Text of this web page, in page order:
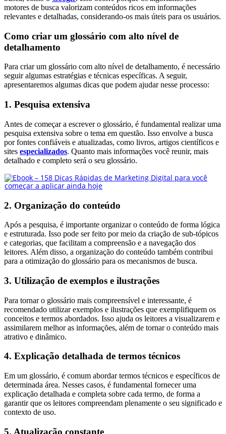
motores de busca valorizam conteúdos ricos em informações
relevantes e detalhadas, considerando-os mais úteis para os usuários.
Como criar um glossário com alto nível de
detalhamento
Para criar um glossário com alto nível de detalhamento, é necessário
seguir algumas estratégias e técnicas específicas. A seguir,
apresentaremos algumas dicas que podem ajudar nesse processo:
1. Pesquisa extensiva
Antes de começar a escrever o glossário, é fundamental realizar uma
pesquisa extensiva sobre o tema em questão. Isso envolve a busca
por fontes confiáveis e atualizadas, como livros, artigos científicos e
sites especializados. Quanto mais informações você reunir, mais
detalhado e completo será o seu glossário.
2. Organização do conteúdo
Após a pesquisa, é importante organizar o conteúdo de forma lógica
e estruturada. Isso pode ser feito por meio da criação de sub-tópicos
e categorias, que facilitam a compreensão e a navegação dos
leitores. Além disso, a organização do conteúdo também contribui
para a otimização do glossário para os mecanismos de busca.
3. Utilização de exemplos e ilustrações
Para tornar o glossário mais compreensível e interessante, é
recomendado utilizar exemplos e ilustrações que exemplifiquem os
conceitos e termos abordados. Isso ajuda os leitores a visualizarem e
assimilarem melhor as informações, além de tornar o conteúdo mais
atrativo e dinâmico.
4. Explicação detalhada de termos técnicos
Em um glossário, é comum abordar termos técnicos e específicos de
determinada área. Nesses casos, é fundamental fornecer uma
explicação detalhada e completa sobre cada termo, de forma a
garantir que os leitores compreendam plenamente o seu significado e
contexto de uso.
5. Atualização constante